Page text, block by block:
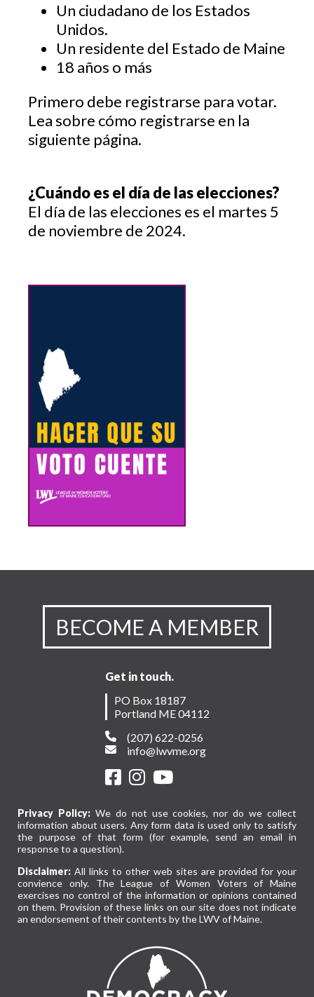
Un ciudadano de los Estados
Unidos.
Un residente del Estado de Maine
18 años o más
Primero debe registrarse para votar.
Lea sobre cómo registrarse en la
siguiente página.
¿Cuándo es el día de las elecciones?
El día de las elecciones es el martes 5
de noviembre de 2024.
BECOME A MEMBER
Get in touch.
PO Box 18187
Portland ME 04112
(207) 622-0256
info@lwvme.org
Privacy Policy:We do not use cookies, nor do we collect
information about users. Any form data is used only to satisfy
the purpose of that form (for example, send an email in
response to a question).
Disclaimer: All links to other web sites are provided for your
convience only. The League of Women Voters of Maine
exercises no control of the information or opinions contained
on them. Provision of these links on our site does not indicate
an endorsement of their contents by the LWV of Maine.